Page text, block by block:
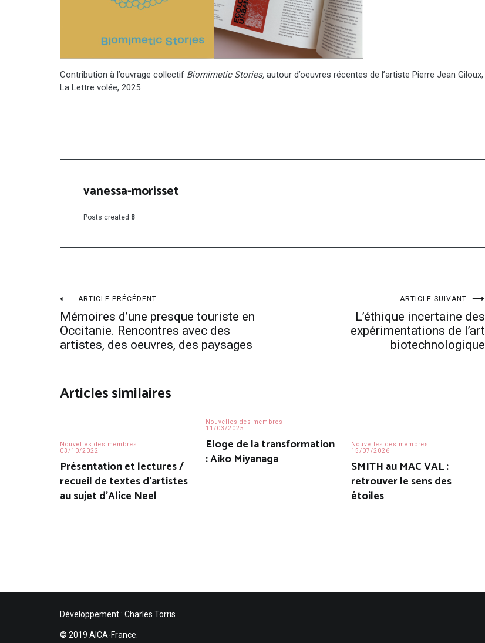
Contribution à l’ouvrage collectif Biomimetic Stories, autour d’oeuvres récentes de l’artiste Pierre Jean Giloux,
La Lettre volée, 2025
vanessa-morisset
Posts created 8
Navigation
de
ARTICLE PRÉCÉDENT
Mémoires d’une presque touriste en
Occitanie. Rencontres avec des
artistes, des oeuvres, des paysages
ARTICLE SUIVANT
L’éthique incertaine des
expérimentations de l’art
biotechnologique
Articles similaires
Nouvelles des membres
03/10/2022
Présentation et lectures /
recueil de textes d’artistes
au sujet d’Alice Neel
Nouvelles des membres
11/03/2025
Eloge de la transformation
: Aiko Miyanaga
Nouvelles des membres
15/07/2026
SMITH au MAC VAL :
retrouver le sens des
étoiles
Développement : Charles Torris
© 2019 AICA-France.